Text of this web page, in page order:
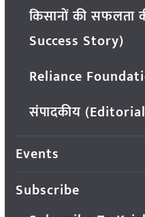
किसानों की सफलता
Success Story)
Reliance
संपादकीय
Events
Subscribe